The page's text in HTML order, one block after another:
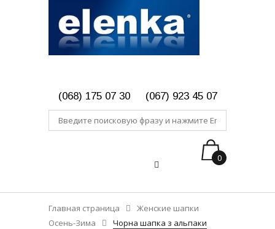
(068) 175 07 30 (067) 923 45 07
0
Главная страница
Женские шапки
Осень-Зима
Чорна шапка з альпаки